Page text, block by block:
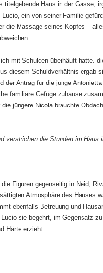
Haus in der Gasse,
ein von seiner Familie
die Massage seines Kopfes –
mit Schulden überhäuft hatte,
diesem Schuldverhältnis ergab
der Antrag für die junge
familiäre Gefüge zuhause
jüngere Nicola brauchte
verstrichen die Stunden im Haus
Figuren gegenseitig in Neid,
Atmosphäre des Hauses
ebenfalls Betreuung und
sie begehrt, im Gegensatz
Härte erzieht.